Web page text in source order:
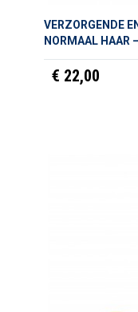
VERZORGENDE
NORMAAL HAAR
€ 22,00